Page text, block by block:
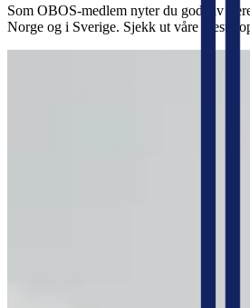
Som OBOS-medlem nyter du godt av
Norge og i Sverige. Sjekk ut våre mest